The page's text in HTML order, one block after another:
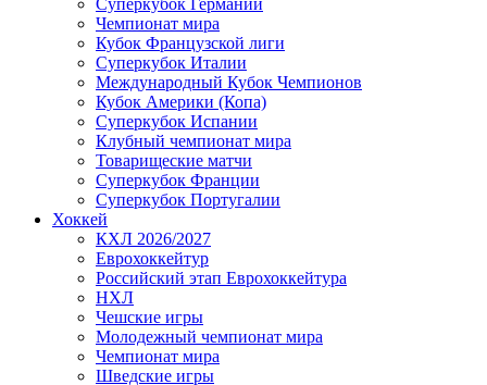
Чемпионат мира
Кубок Французской лиги
Суперкубок Италии
Международный Кубок Чемпионов
Кубок Америки (Копа)
Суперкубок Испании
Клубный чемпионат мира
Товарищеские матчи
Суперкубок Франции
Суперкубок Португалии
Хоккей
КХЛ 2026/2027
Еврохоккейтур
Российский этап Еврохоккейтура
НХЛ
Чешские игры
Молодежный чемпионат мира
Чемпионат мира
Шведские игры